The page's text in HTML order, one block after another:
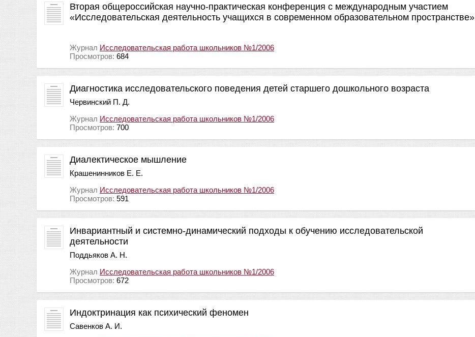
Вторая общероссийская научно-практическая конференция с международным участием
«Исследовательская деятельность учащихся в современном образовательном пространстве»
Журнал Исследовательская работа школьников №1/2006
Просмотров: 684
Диагностика исследовательского поведения детей старшего дошкольного возраста
Червинский П. Д.
Журнал Исследовательская работа школьников №1/2006
Просмотров: 700
Диалектическое мышление
Крашенинников Е. Е.
Журнал Исследовательская работа школьников №1/2006
Просмотров: 591
Инвариантный и системно-динамический подходы к обучению исследовательской
деятельности
Поддьяков А. Н.
Журнал Исследовательская работа школьников №1/2006
Просмотров: 672
Индоктринация как психический феномен
Савенков А. И.